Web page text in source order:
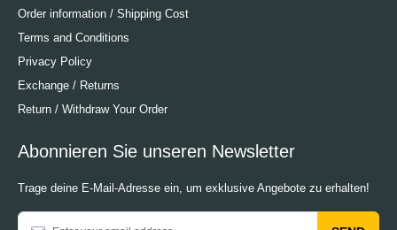
Order information / Shipping Cost
Terms and Conditions
Privacy Policy
Exchange / Returns
Return / Withdraw Your Order
Abonnieren Sie unseren Newsletter
Trage deine E-Mail-Adresse ein, um exklusive Angebote zu erhalten!